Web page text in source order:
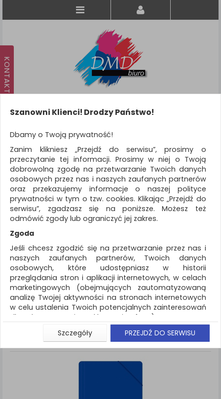
KATEGORIE
WSZYSTKIE KATEGORIE
FILTRY
Więcej
REKLAMA
AKTUALNOŚCI
Archiwizacja dokumentów Teczka z gumką
ZNALEZIONYCH PRODUKTÓW: 7 Porównaj (0 )
Sortuj po Standardowe
Siatka Lista
Szanowni Klienci! Drodzy Państwo!
Dbamy o Twoją prywatność!
Zanim klikniesz „Przejdź do serwisu”, prosimy o
przeczytanie tej informacji. Prosimy w niej o Twoją
dobrowolną zgodę na przetwarzanie Twoich danych
osobowych przez nas i naszych zaufanych partnerów
oraz przekazujemy informacje o naszej polityce
prywatności w tym o tzw. cookies. Klikając „Przejdź do
serwisu”, zgadzasz się na poniższe. Możesz też
odmówić zgody lub ograniczyć jej zakres.
Zgoda
Jeśli chcesz zgodzić się na przetwarzanie przez nas i
naszych zaufanych partnerów, Twoich danych
osobowych, które udostępniasz w historii
przeglądania stron i aplikacji internetowych, w celach
marketingowych (obejmujących zautomatyzowaną
analizę Twojej aktywności na stronach internetowych
w celu ustalenia Twoich potencjalnych zainteresowań
dla dostosowania reklamy i oferty), w tym na
umieszczanie tzw. cookies na Twoich urządzeniach i
ich odczytywanie, kliknij przycisk „Przejdź do serwisu”.
Jeśli nie chcesz wyrazić zgody lub ograniczyć jej
zakres, kliknij „Szczegóły”, gdzie znajdziesz wszelkie
Szczegóły PRZEJDŹ DO SERWISU